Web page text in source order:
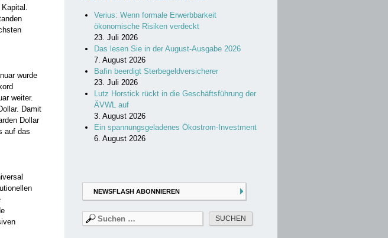
wurde
weiter.
Damit
Dollar
auf das
Verius: Wenn formale Erwerbbarkeit
ökonomische Risiken verdeckt
23. Juli 2026
Das lesen Sie in der August-Ausgabe 2026
7. August 2026
Bafin beerdigt Sterbegeldversicherer
23. Juli 2026
Lutz Horstick rückt in die Geschäftsführung der
ÄVWL auf
3. August 2026
Ein spannungsgeladenes Ökostrom-Investment
6. August 2026
NEWSFLASH ABONNIEREN
Suchen
nach: